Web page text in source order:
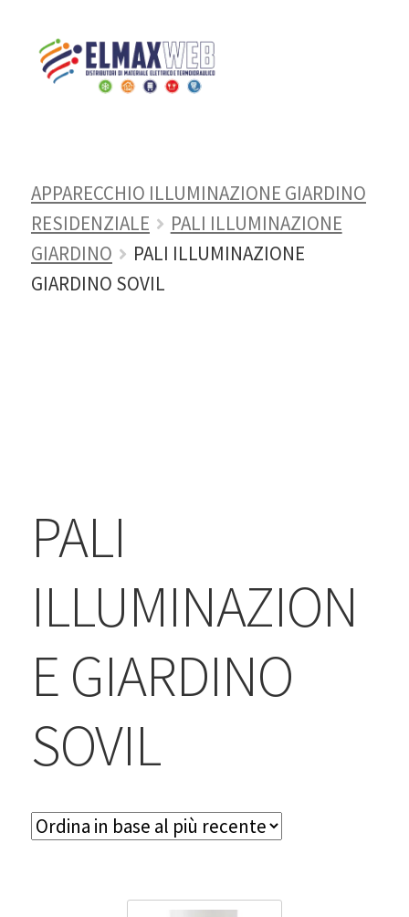
Shop Online
Chi siamo
Preventivo Impianto Elettrico
Home Shop
APPARECCHIO ILLUMINAZIONE GIARDINO
RESIDENZIALE
PALI ILLUMINAZIONE
GIARDINO
PALI ILLUMINAZIONE
GIARDINO SOVIL
PALI
ILLUMINAZION
E GIARDINO
SOVIL